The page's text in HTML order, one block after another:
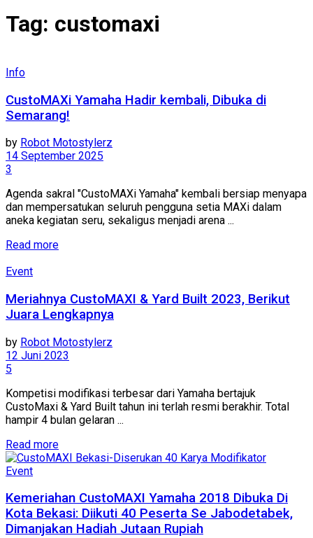
Tag: customaxi
Info
CustoMAXi Yamaha Hadir kembali, Dibuka di
Semarang!
by Robot Motostylerz
14 September 2025
3
Agenda sakral "CustoMAXi Yamaha" kembali bersiap menyapa
dan mempersatukan seluruh pengguna setia MAXi dalam
aneka kegiatan seru, sekaligus menjadi arena ...
Read more
Event
Meriahnya CustoMAXI & Yard Built 2023, Berikut
Juara Lengkapnya
by Robot Motostylerz
12 Juni 2023
5
Kompetisi modifikasi terbesar dari Yamaha bertajuk
CustoMaxi & Yard Built tahun ini terlah resmi berakhir. Total
hampir 4 bulan gelaran ...
Read more
Event
Kemeriahan CustoMAXI Yamaha 2018 Dibuka Di
Kota Bekasi: Diikuti 40 Peserta Se Jabodetabek,
Dimanjakan Hadiah Jutaan Rupiah